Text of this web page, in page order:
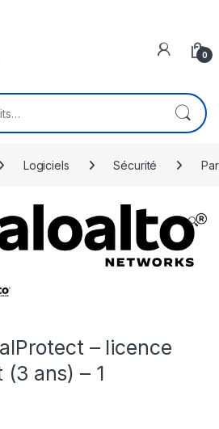
0
Logiciels Sécurité
🔍
– licence
(3 ans) – 1